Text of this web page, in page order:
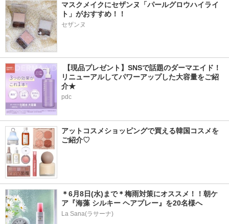
マスクメイクにセザンヌ「パールグロウハイライ
ト」がおすすめ！！
セザンヌ
【現品プレゼント】SNSで話題のダーマエイド！
リニューアルしてパワーアップした大容量をご紹
介★
pdc
アットコスメショッピングで買える韓国コスメを
ご紹介♡
＊6月8日(水)まで＊梅雨対策にオススメ！！朝ケ
ア『海藻 シルキー ヘアプレー』を20名様へ
La Sana(ラサーナ)